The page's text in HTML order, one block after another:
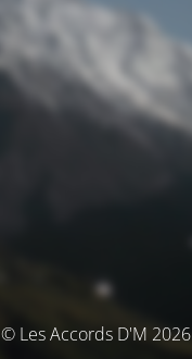
© Les Accords D'M 2026